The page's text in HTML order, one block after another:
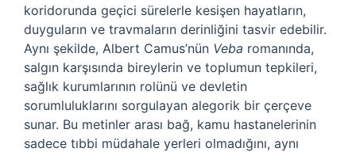
koridorunda geçici sürelerle kesişen hayatların,
duyguların ve travmaların derinliğini tasvir edebilir.
Aynı şekilde, Albert Camus’nün Veba romanında,
salgın karşısında bireylerin ve toplumun tepkileri,
sağlık kurumlarının rolünü ve devletin
sorumluluklarını sorgulayan alegorik bir çerçeve
sunar. Bu metinler arası bağ, kamu hastanelerinin
sadece tıbbi müdahale yerleri olmadığını, aynı